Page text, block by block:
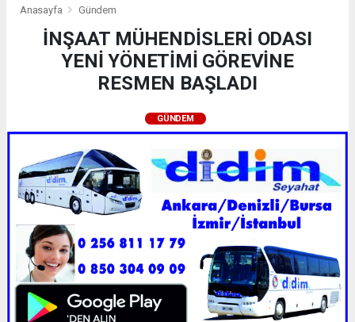
Anasayfa Gündem
İNŞAAT MÜHENDİSLERİ ODASI
YENİ YÖNETİMİ GÖREVİNE
RESMEN BAŞLADI
GÜNDEM